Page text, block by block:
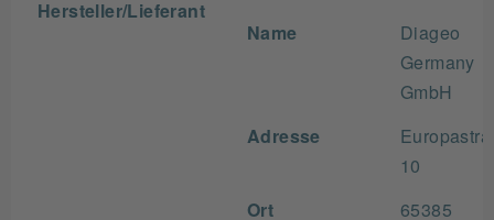
Hersteller/Lieferant
Name
Diageo
Germany
GmbH
Adresse
10
Ort
65385